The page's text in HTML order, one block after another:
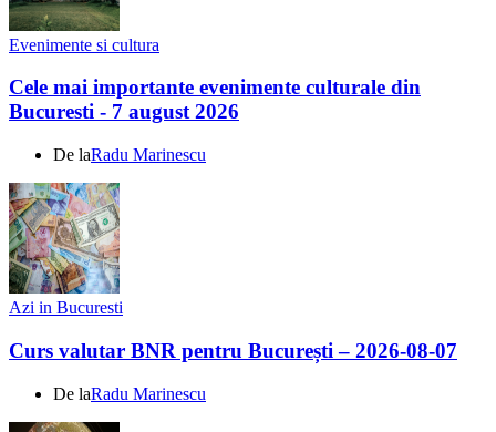
Evenimente si cultura
Cele mai importante evenimente culturale din
Bucuresti - 7 august 2026
De laRadu Marinescu
Azi in Bucuresti
Curs valutar BNR pentru București – 2026-08-07
De laRadu Marinescu